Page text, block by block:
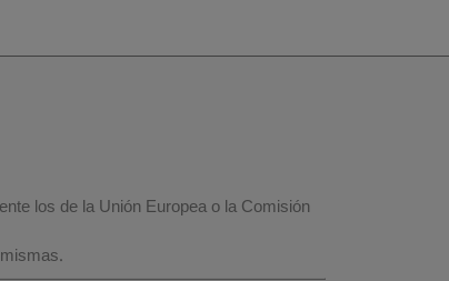
los de la Unión Europea o la Comisión